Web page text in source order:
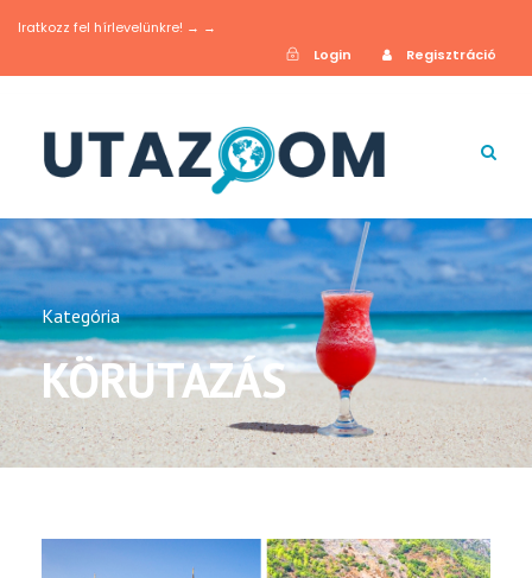
Iratkozz fel hírlevelünkre! → →
Login
Regisztráció
Kategória
KÖRUTAZÁS